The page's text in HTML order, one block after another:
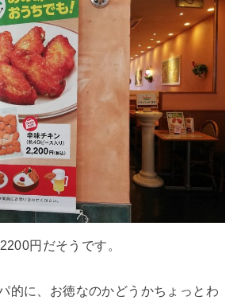
円だそうです。
的に、お徳なのかどうかちょっとわ